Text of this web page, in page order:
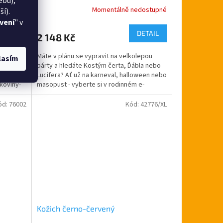
" v
Momentálně nedostupné
2 148 Kč DETAIL
Máte v plánu se vypravit na velkolepou
párty a hledáte Kostým čerta, Ďábla nebo
Lucifera? Ať už na karneval, halloween nebo
masopust - vyberte si v rodinném e-
shopu...
76002
Kožich černo-červený
Kód: 42776/XL